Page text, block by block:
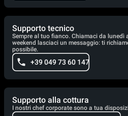
Supporto tecnico
Sempre al tuo fianco. Chiamaci da lunedì
weekend lasciaci un messaggio: ti
possibile.
+39 049 73 60 147
Supporto alla cottura
I nostri chef corporate sono a tua